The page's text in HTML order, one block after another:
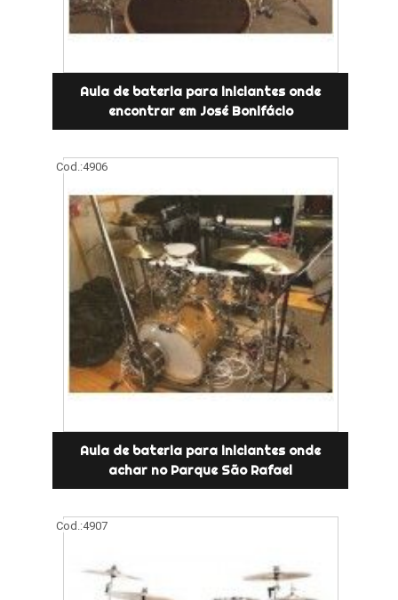
Aula de bateria para iniciantes onde
encontrar em José Bonifácio
Cod.:4906
Aula de bateria para iniciantes onde
achar no Parque São Rafael
Cod.:4907